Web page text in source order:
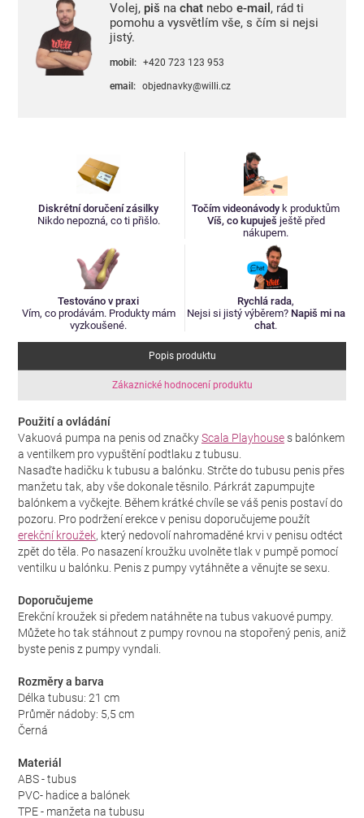
Volej, piš na chatnebo e-mail , rád ti
pomohu a vysvětlím vše, s čím si nejsi
jistý.
mobil: +420 723 123 953
email: objednavky@willi.cz
Diskrétní doručení zásilky
Nikdo nepozná, co ti přišlo.
Točím videonávody k produktům
Víš, co kupuješ ještě před
nákupem.
Testováno v praxi
Vím, co prodávám. Produkty mám
vyzkoušené.
Rychlá rada,
Nejsi si jistý výběrem? Napiš mi na
chat.
Popis produktu
Zákaznické hodnocení produktu
Použití a ovládání
Vakuová pumpa na penis od značkyScala Playhouses balónkem
a ventilkem pro vypuštění podtlaku z tubusu.
Nasaďte hadičku k tubusu a balónku. Strčte do tubusu penis přes
manžetu tak, aby vše dokonale těsnilo. Párkrát zapumpujte
balónkem a vyčkejte. Během krátké chvíle se váš penis postaví do
pozoru. Pro podržení erekce v penisu doporučujeme použít
erekční kroužek, který nedovolí nahromaděné krvi v penisu odtéct
zpět do těla. Po nasazení kroužku uvolněte tlak v pumpě pomocí
ventilku u balónku. Penis z pumpy vytáhněte a věnujte se sexu.
Doporučujeme
Erekční kroužek si předem natáhněte na tubus vakuové pumpy.
Můžete ho tak stáhnout z pumpy rovnou na stopořený penis, aniž
byste penis z pumpy vyndali.
Rozměry a barva
Délka tubusu: 21 cm
Průměr nádoby: 5,5 cm
Černá
Materiál
ABS - tubus
PVC- hadice a balónek
TPE - manžeta na tubusu